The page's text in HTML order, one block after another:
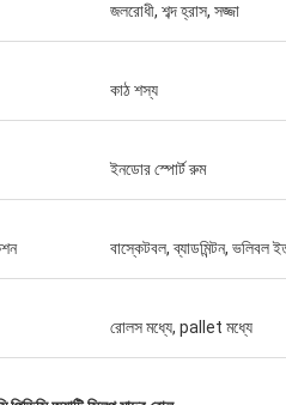
জলরোধী, শব্দ হ্রাস, সজ্জা
কাঠ শস্য
ইনডোর স্পোর্ট রুম
বাস্কেটবল, ব্যাডমিন্টন, ভলিবল
রোলস মধ্যে, pallet মধ্যে